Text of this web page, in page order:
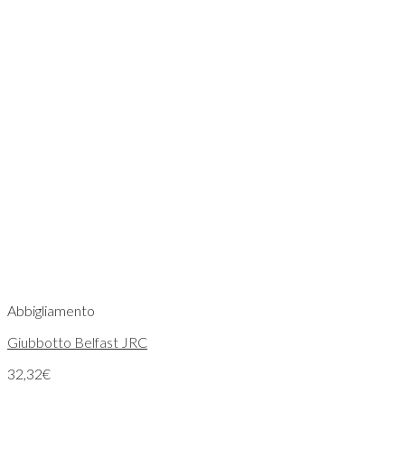
Abbigliamento
Giubbotto Belfast JRC
32,32€